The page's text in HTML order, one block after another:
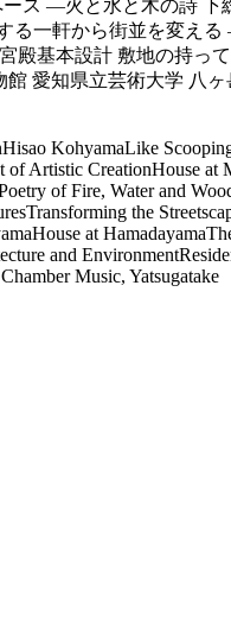
ス —火と水と木の詩 下
る一軒から街並を変え
殿基本設計 敷地の持っ
愛知県立芸術大学 八ヶ
KohyamaLike
Artistic CreationHouse at
of Fire, Water and
the
at
and
Music, Yatsugatake